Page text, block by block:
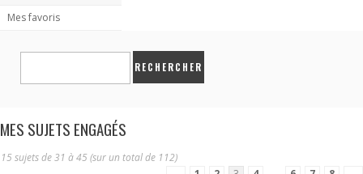
Mes favoris
MES SUJETS ENGAGÉS
15 sujets de 31 à 45 (sur un total de 112)